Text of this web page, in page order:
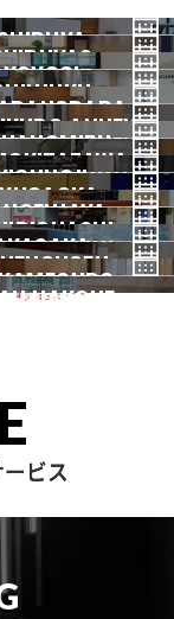
谷本店
渋谷2号
YOYOGI
代々木
新宿
田馬場ANNEX
ANNEX
茶ノ水
下北沢
吉祥寺
由が丘
軒茶屋
尻大橋
時閉店中
赤坂
園調布
HAKONE
ビス